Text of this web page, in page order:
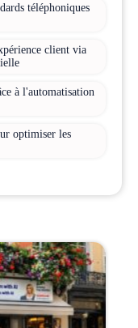
téléphoniques
client via
à l'automatisation
optimiser les